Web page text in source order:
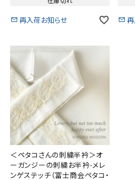
再入荷お知らせ 再
＜ペタコさんの刺繍半衿＞オ
ーガンジーの刺繍お半衿-メレ
ンゲステッチ（富士商会ペタコ・